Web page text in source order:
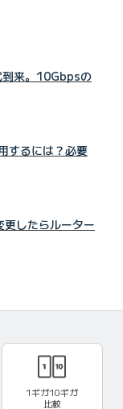
来。10Gbpsの
するには？必要
したらルーター
1ギガ10ギガ
比較